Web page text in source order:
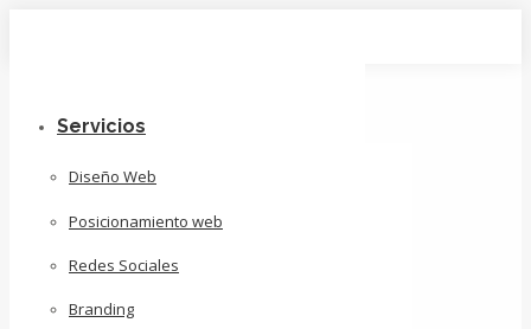
Servicios
Diseño Web
Posicionamiento web
Redes Sociales
Branding